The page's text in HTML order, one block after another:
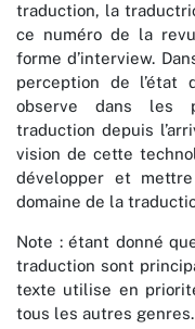
traduction, la
ce numéro de la
forme d’interview.
perception de l’état
observe dans les
traduction depuis
vision de cette
développer et
domaine de la
Note : étant donné
traduction sont
texte utilise en
tous les autres genres.